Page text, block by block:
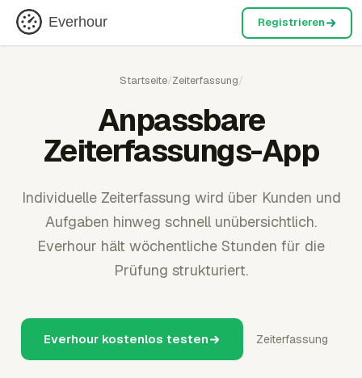
Everhour Registrieren
Startseite/Zeiterfassung/
Anpassbare
Zeiterfassungs-App
Individuelle Zeiterfassung wird über Kunden und
Aufgaben hinweg schnell unübersichtlich.
Everhour hält wöchentliche Stunden für die
Prüfung strukturiert.
Everhour kostenlos testen Zeiterfassung